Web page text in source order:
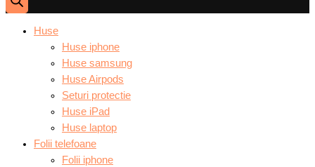
Huse
Huse iphone
Huse samsung
Huse Airpods
Seturi protectie
Huse iPad
Huse laptop
Folii telefoane
Folii iphone